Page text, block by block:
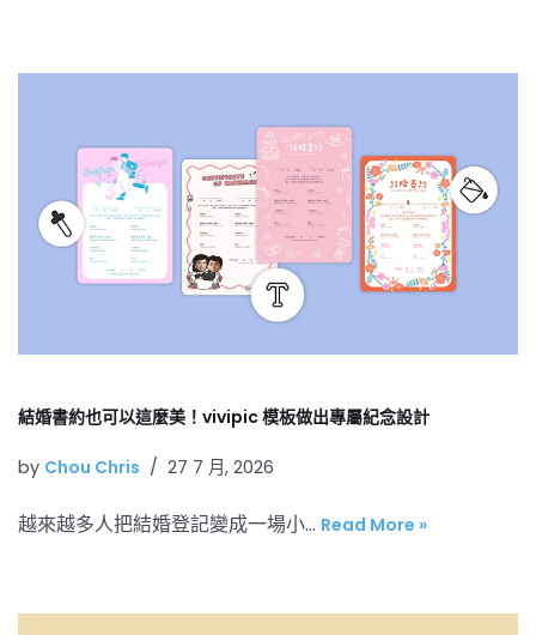
結婚書約也可以這麼美！vivipic 模板做出專屬紀念設計
by Chou Chris 27 7 月, 2026
越來越多人把結婚登記變成一場小… Read More »